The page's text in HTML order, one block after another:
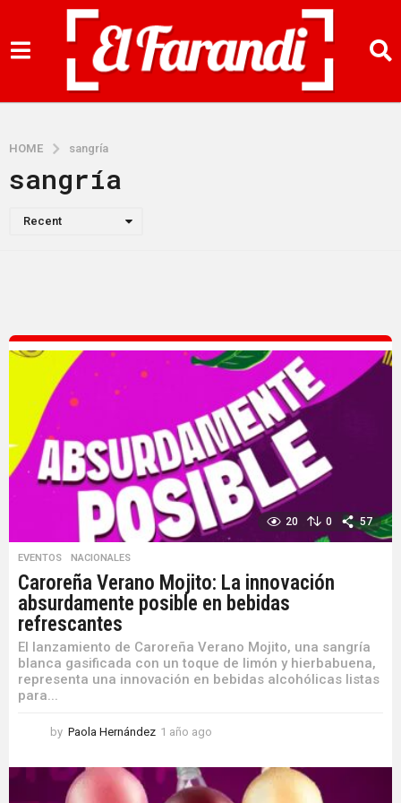
HOME sangría
sangría
Recent
20 0 57
EVENTOS ,NACIONALES
Caroreña Verano Mojito: La innovación
absurdamente posible en bebidas
refrescantes
El lanzamiento de Caroreña Verano Mojito, una sangría
blanca gasificada con un toque de limón y hierbabuena,
representa una innovación en bebidas alcohólicas listas
para...
by Paola Hernández 1 año ago
ñ
a